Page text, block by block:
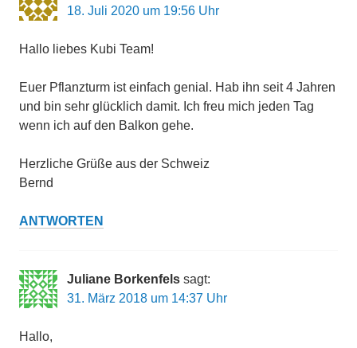
18. Juli 2020 um 19:56 Uhr
Hallo liebes Kubi Team!
Euer Pflanzturm ist einfach genial. Hab ihn seit 4 Jahren
und bin sehr glücklich damit. Ich freu mich jeden Tag
wenn ich auf den Balkon gehe.
Herzliche Grüße aus der Schweiz
Bernd
ANTWORTEN
Juliane Borkenfels sagt:
31. März 2018 um 14:37 Uhr
Hallo,